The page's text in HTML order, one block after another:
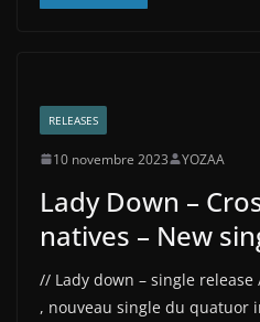
RELEASES
10 novembre 2023 YOZAA
Lady Down –
natives – New
// Lady down – single
, nouveau single du quatuor